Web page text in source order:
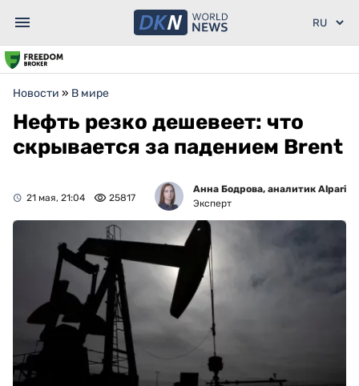
Новости » В мире
Нефть резко дешевеет: что
скрывается за падением Brent
21 мая, 21:04 25817
Анна Бодрова, аналитик Alpari
Эксперт